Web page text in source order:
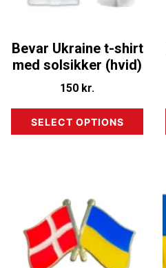
Bevar Ukraine t-shirt
med solsikker (hvid)
150 kr.
SELECT OPTIONS